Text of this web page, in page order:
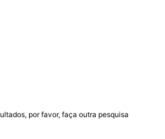
por favor, faça outra pesquisa